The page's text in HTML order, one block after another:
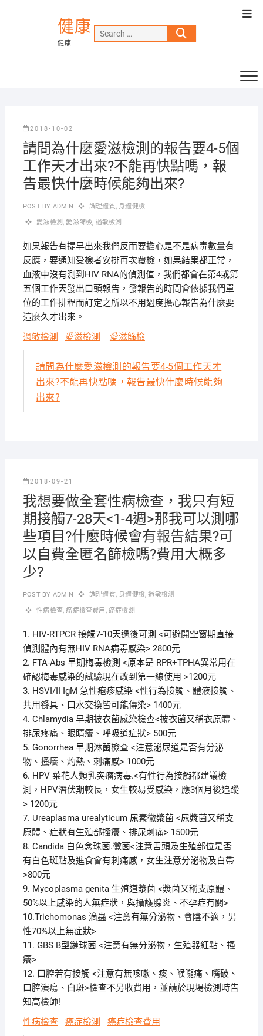
健康
健康
Search
…
2018-10-02
請問為什麼愛滋檢測的報告要4-5個
工作天才出來?不能再快點嗎，報
告最快什麼時候能夠出來?
POST BY ADMIN 調理體質,身體健檢
愛滋檢測 , 愛滋篩檢, 過敏檢測
如果報告有提早出來我們反而要擔心是不是病毒數量有
反應，要通知受檢者安排再次覆檢，如果結果都正常，
血液中沒有測到HIV RNA的偵測值，我們都會在第4或第
五個工作天發出口頭報告，發報告的時間會依據我們單
位的工作排程而訂定之所以不用過度擔心報告為什麼要
這麼久才出來。
過敏檢測
愛滋檢測 愛滋篩檢
請問為什麼愛滋檢測的報告要4-5個工作天才
出來?不能再快點嗎，報告最快什麼時候能夠
出來?
2018-09-21
我想要做全套性病檢查，我只有短
期接觸7-28天<1-4週>那我可以測哪
些項目?什麼時候會有報告結果?可
以自費全匿名篩檢嗎?費用大概多
少?
POST BY ADMIN 調理體質,身體健檢,過敏檢測
性病檢查,癌症檢查費用 , 癌症檢測
1. HIV-RTPCR 接觸7-10天過後可測 <可避開空窗期直接
偵測體內有無HIV RNA病毒感染> 2800元
2. FTA-Abs 早期梅毒檢測 <原本是 RPR+TPHA異常用在
確認梅毒感染的試驗現在改到第一線使用 >1200元
3. HSVI/II IgM 急性疱疹感染 <性行為接觸、體液接觸、
共用餐具、口水交換皆可能傳染> 1400元
4. Chlamydia 早期披衣菌感染檢查<披衣菌又稱衣原體、
排尿疼痛、眼睛癢、呼吸道症狀> 500元
5. Gonorrhea 早期淋菌檢查 <注意泌尿道是否有分泌
物、搔癢、灼熱、刺痛感> 1000元
6. HPV 菜花人類乳突瘤病毒.<有性行為接觸都建議檢
測，HPV潛伏期較長，女生較易受感染，應3個月後追蹤
> 1200元
7. Ureaplasma urealyticum 尿素黴漿菌 <尿漿菌又稱支
原體、症狀有生殖部搔癢、排尿刺痛> 1500元
8. Candida 白色念珠菌.黴菌<注意舌頭及生殖部位是否
有白色斑點及進食會有刺痛感，女生注意分泌物及白帶
>800元
9. Mycoplasma genita 生殖道漿菌 <漿菌又稱支原體、
50%以上感染的人無症狀，與攝護腺炎、不孕症有關>
10.Trichomonas 滴蟲 <注意有無分泌物、會陰不適，男
性70%以上無症狀>
11. GBS B型鏈球菌 <注意有無分泌物，生殖器紅點、搔
癢>
12. 口腔若有接觸 <注意有無咳嗽、痰、喉嚨痛、嘴破、
口腔潰瘍、白斑>檢查不另收費用，並請於現場檢測時告
知高檢師!
性病檢查
癌症檢測 癌症檢查費用